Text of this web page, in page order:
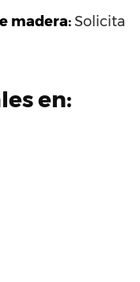
madera:Solicita
en: